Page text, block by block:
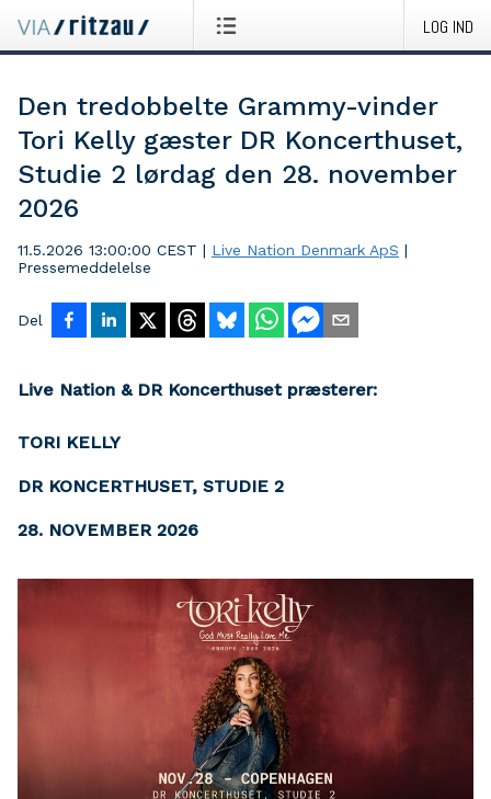
LOG IND
Den tredobbelte Grammy-vinder
Tori Kelly gæster DR Koncerthuset,
Studie 2 lørdag den 28. november
2026
11.5.2026 13:00:00 CEST | Live Nation Denmark ApS |
Pressemeddelelse
Del
Live Nation & DR Koncerthuset præsterer:
TORI KELLY
DR KONCERTHUSET, STUDIE 2
28. NOVEMBER 2026